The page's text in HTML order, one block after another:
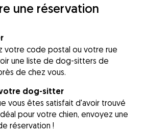
une réservation
votre code postal ou votre rue
une liste de dog-sitters de
de chez vous.
dog-sitter
vous êtes satisfait d'avoir trouvé
pour votre chien, envoyez une
réservation !